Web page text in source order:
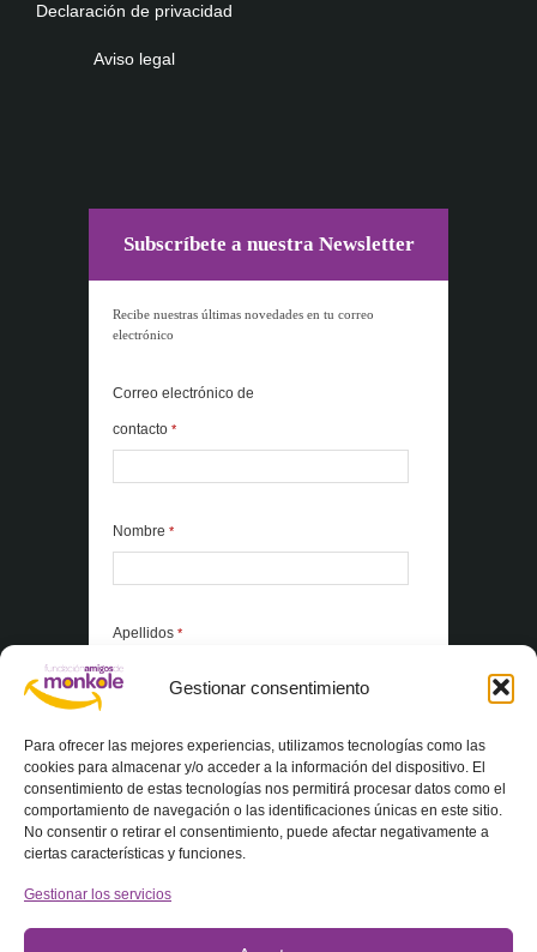
Gestionar consentimiento
Para ofrecer las mejores experiencias, utilizamos tecnologías como las
cookies para almacenar y/o acceder a la información del dispositivo. El
consentimiento de estas tecnologías nos permitirá procesar datos como el
comportamiento de navegación o las identificaciones únicas en este sitio.
No consentir o retirar el consentimiento, puede afectar negativamente a
ciertas características y funciones.
Gestionar los servicios
Declaración de privacidad
Aviso legal
Subscríbete a nuestra Newsletter
Recibe nuestras últimas novedades en tu correo
electrónico
Correo electrónico de
contacto *
Nombre *
Apellidos *
*Elementos obligatorios
Acepto laPolítica de privacidad